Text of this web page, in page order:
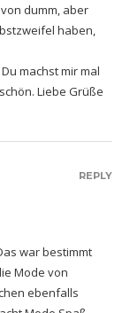
dumm, aber
haben,
machst mir mal
Liebe Grüße
war bestimmt
Mode von
ebenfalls
REPLY